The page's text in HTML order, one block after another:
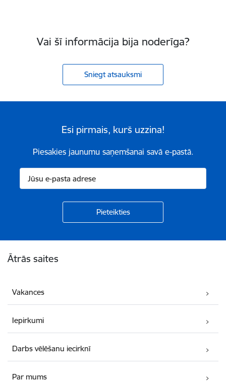
Vai šī informācija bija noderīga?
Sniegt atsauksmi
Esi pirmais, kurš uzzina!
Piesakies jaunumu saņemšanai savā e-pastā.
Ātrās saites
Vakances
Iepirkumi
Darbs vēlēšanu iecirknī
Par mums